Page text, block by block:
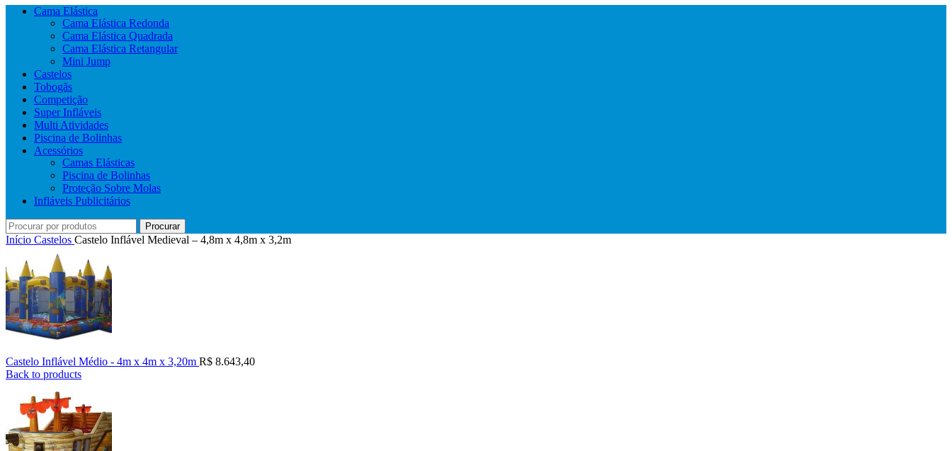
Cama Elástica
Cama Elástica Redonda
Cama Elástica Quadrada
Cama Elástica Retangular
Mini Jump
Castelos
Tobogãs
Competição
Super Infláveis
Multi Atividades
Piscina de Bolinhas
Acessórios
Camas Elásticas
Piscina de Bolinhas
Proteção Sobre Molas
Infláveis Publicitários
Procurar
Início Castelos Castelo Inflável Medieval – 4,8m x 4,8m x 3,2m
Castelo Inflável Médio - 4m x 4m x 3,20m R$ 8.643,40
Back to products